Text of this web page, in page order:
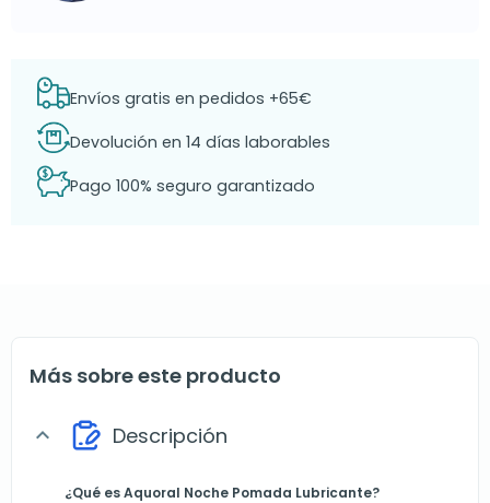
Envíos gratis en pedidos +65€
Devolución en 14 días laborables
Pago 100% seguro garantizado
Más sobre este producto
expand_more Descripción
¿Qué es Aquoral Noche Pomada Lubricante?